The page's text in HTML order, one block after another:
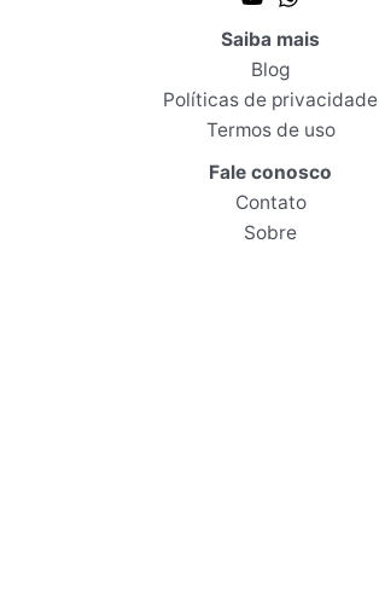
Saiba mais
Blog
Políticas de privacidade
Termos de uso
Fale conosco
Contato
Sobre